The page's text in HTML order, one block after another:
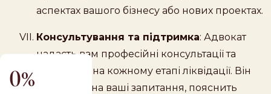
0
аспектах вашого бізнесу або нових проектах.
Консультування та підтримка: Адвокат
надасть вам професійні консультації та
підтримку на кожному етапі ліквідації. Він
відповість на ваші запитання, пояснить